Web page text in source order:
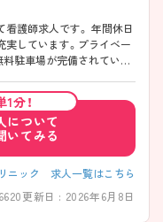
人です。 年間休日
実しています。プライベー
気軽にお問い合わせくだ
分！
について
いてみる
ニック 求人一覧はこちら
更新日 : 2026年6月8日